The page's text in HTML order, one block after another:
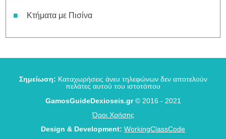
Κτήματα με Πισίνα
Σημείωση: Καταχωρήσεις άνευ τηλεφώνων δεν αποτελούν
πελάτες αυτού του ιστοτόπου
GamosGuideDexioseis.gr© 2016 - 2021
Όροι Χρήσης
Design & Development: WorkingClassCode